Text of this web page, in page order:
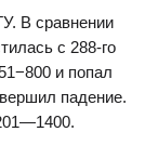
В сравнении
с 288-го
и попал
падение.